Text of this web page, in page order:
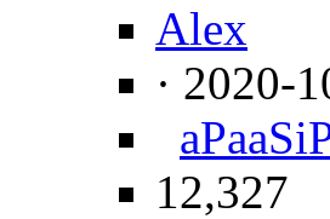
Alex
· 2020-
aPaaS
12,327